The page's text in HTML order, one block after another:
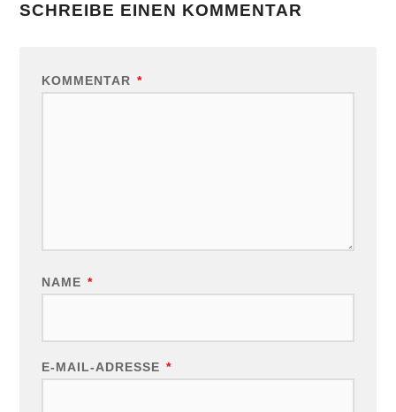
SCHREIBE EINEN KOMMENTAR
KOMMENTAR *
NAME *
E-MAIL-ADRESSE *